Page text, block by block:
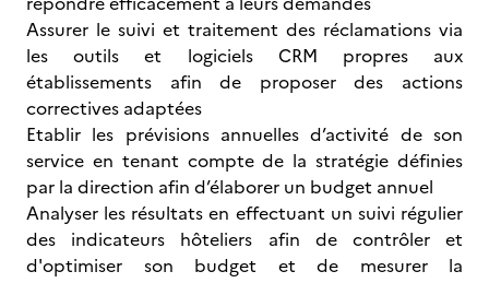
Assurer le suivi et traitement des réclamations via
les outils et logiciels CRM propres aux
établissements afin de proposer des actions
correctives adaptées
Etablir les prévisions annuelles d’activité de son
service en tenant compte de la stratégie définies
par la direction afin d’élaborer un budget annuel
Analyser les résultats en effectuant un suivi régulier
des indicateurs hôteliers afin de contrôler et
d'optimiser son budget et de mesurer la